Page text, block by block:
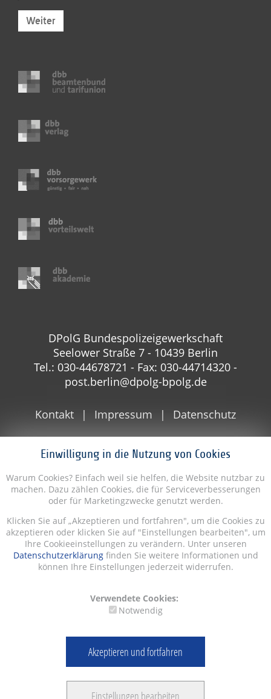
Einwilligung in die Nutzung von Cookies
Warum Cookies? Einfach weil sie helfen, die Website nutzbar zu
machen. Dazu zählen Cookies, die für Serviceverbesserungen
oder für Marketingzwecke genutzt werden.
Klicken Sie auf „Akzeptieren und fortfahren", um die Cookies zu
akzeptieren oder klicken Sie auf "Einstellungen bearbeiten", um
Ihre Cookieeinstellungen zu verändern. Unter unseren
Datenschutzerklärungfinden Sie weitere Informationen und
können Ihre Einstellungen jederzeit widerrufen.
Verwendete Cookies:
Notwendig
Akzeptieren und fortfahren
Einstellungen bearbeiten
Weiter
DPolG Bundespolizeigewerkschaft
Seelower Straße 7 - 10439 Berlin
Tel.: 030-44678721 - Fax: 030-44714320 -
post.berlin@dpolg-bpolg.de
Kontakt Impressum Datenschutz